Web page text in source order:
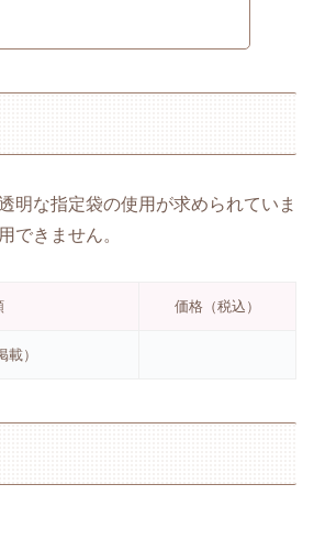
明な指定袋の使用が求められていま
できません。
価格（税込）
）